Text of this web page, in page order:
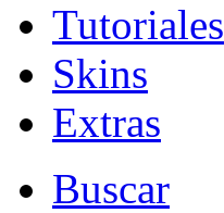
Tutoriales
Skins
Extras
Buscar